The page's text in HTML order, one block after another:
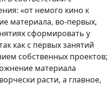
«от немого кино к
материала, во-первых,
сформировать у
как с первых занятий
собственных проектов;
материала
расти, а главное,